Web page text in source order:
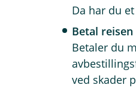
Da har du
Betal
Betaler du
ved skader